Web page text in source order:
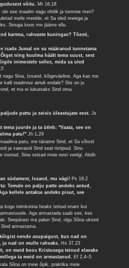
võitu. Mt 16,18
see maailm nagu ohtlik ja tormine meri?
meile meelde, et Sa oled meiega ja
Sinuga koos me jääme ellu.
kartma, rahvaste kuningas? Tõesti,
isade Jumal on su määranud tunnetama
ning kuulma häält tema suust, sest
inimestele selles, mida sa oled
nagu Sina, Issand, kõigeväeline. Aga kas me
kalli teadmise ainult endale? Siis on ju
et ma ei lukustaks Sind oma
paljude pattu ja seisis üleastujate eest.Js
tema juurde ja ta ütleb: "Vaata, see on
patu!"Jh 1,29
patu, me täname Sind, et Sa võtsid
ja vaevasid Sind seal ristipuul. Sinu
toonud. Sina seisad meie eest veelgi. Aitäh
südamest, Issand, mu vägi! Ps 18,2
Temale on palju patte andeks antud,
kellele antakse andeks pisut, see
kogu inimkonna heaks teinud enam kui
Aga armastada saab see, kes
Seepärast ma palun Sind, olgu Sõna uksed
armastama.
nende asupaigust, kus nad on
ja nad on mulle rahvaks. Hs 37,23
on meid koos Kristusega teinud elavaks
ta meid on armastanud. Ef 2,4–5
Sõna on meie õpik, praktika meie